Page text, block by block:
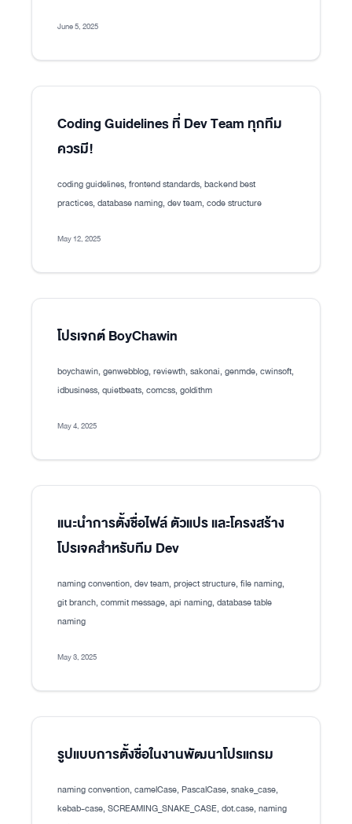
June 5, 2025
Coding Guidelines ที่ Dev Team ทุกทีม
ควรมี!
coding guidelines, frontend standards, backend best
practices, database naming, dev team, code structure
May 12, 2025
โปรเจกต์ BoyChawin
boychawin, genwebblog, reviewth, sakonai, genmde, cwinsoft,
idbusiness, quietbeats, comcss, goldithm
May 4, 2025
แนะนำการตั้งชื่อไฟล์ ตัวแปร และโครงสร้าง
โปรเจคสำหรับทีม Dev
naming convention, dev team, project structure, file naming,
git branch, commit message, api naming, database table
naming
May 3, 2025
รูปแบบการตั้งชื่อในงานพัฒนาโปรแกรม
naming convention, camelCase, PascalCase, snake_case,
kebab-case, SCREAMING_SNAKE_CASE, dot.case, naming